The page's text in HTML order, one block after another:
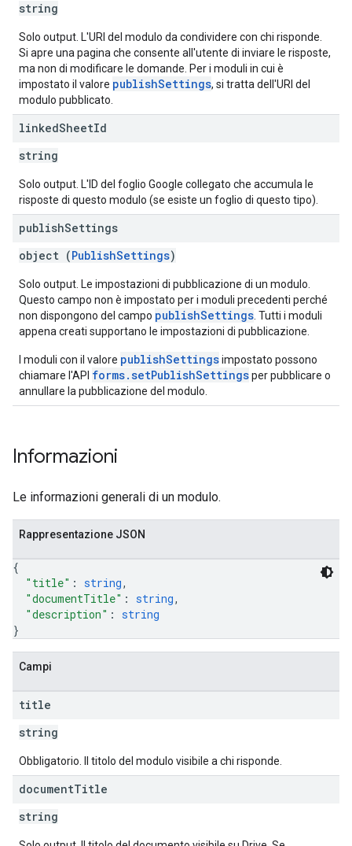
string
Solo output. L'URI del modulo da condividere con chi risponde.
Si apre una pagina che consente all'utente di inviare le risposte,
ma non di modificare le domande. Per i moduli in cui è
impostato il valore publishSettings, si tratta dell'URI del
modulo pubblicato.
linkedSheetId
string
Solo output. L'ID del foglio Google collegato che accumula le
risposte di questo modulo (se esiste un foglio di questo tipo).
publishSettings
object (PublishSettings)
Solo output. Le impostazioni di pubblicazione di un modulo.
Questo campo non è impostato per i moduli precedenti perché
non dispongono del campo publishSettings . Tutti i moduli
appena creati supportano le impostazioni di pubblicazione.
I moduli con il valore publishSettingsimpostato possono
chiamare l'API forms.setPublishSettingsper pubblicare o
annullare la pubblicazione del modulo.
Informazioni
Le informazioni generali di un modulo.
Rappresentazione JSON
{
"title" : string,
"documentTitle" : string,
"description" : string
}
Campi
title
string
Obbligatorio. Il titolo del modulo visibile a chi risponde.
documentTitle
string